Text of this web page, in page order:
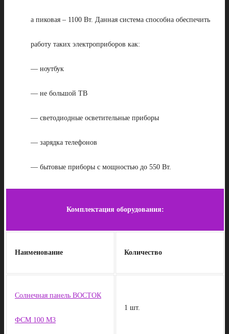
а пиковая – 1100 Вт. Данная система способна обеспечить
работу таких электроприборов как:
— ноутбук
— не большой ТВ
— светодиодные осветительные приборы
— зарядка телефонов
— бытовые приборы с мощностью до 550 Вт.
Комплектация оборудования:
Наименование Количество
Солнечная панель ВОСТОК
ФСМ 100 М3
1 шт.